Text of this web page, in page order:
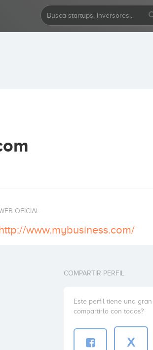
OFICIAL
www.mybusiness.com/
COMPARTIR PERFIL
Este perfil tiene una
compartirlo con todos?
X